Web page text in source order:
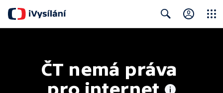
ČT nemá práva